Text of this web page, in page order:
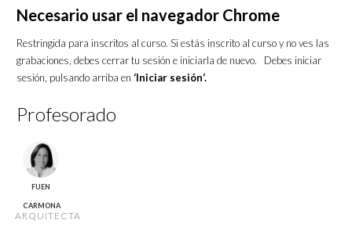
Necesario usar el navegador Chrome
Restringida para inscritos al curso. Si estás inscrito al curso y no ves las
grabaciones, debes cerrar tu sesión e iniciarla de nuevo. Debes iniciar
sesión, pulsando arriba en ‘Iniciar sesión‘.
Profesorado
FUEN
CARMONA
ARQUITECTA